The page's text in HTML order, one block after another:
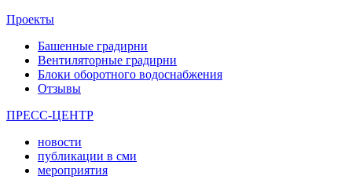
Проекты
Башенные градирни
Вентиляторные градирни
Блоки оборотного водоснабжения
Отзывы
ПРЕСС-ЦЕНТР
новости
публикации в сми
мероприятия